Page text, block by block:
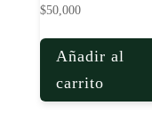
$50,000
Añadir al
carrito